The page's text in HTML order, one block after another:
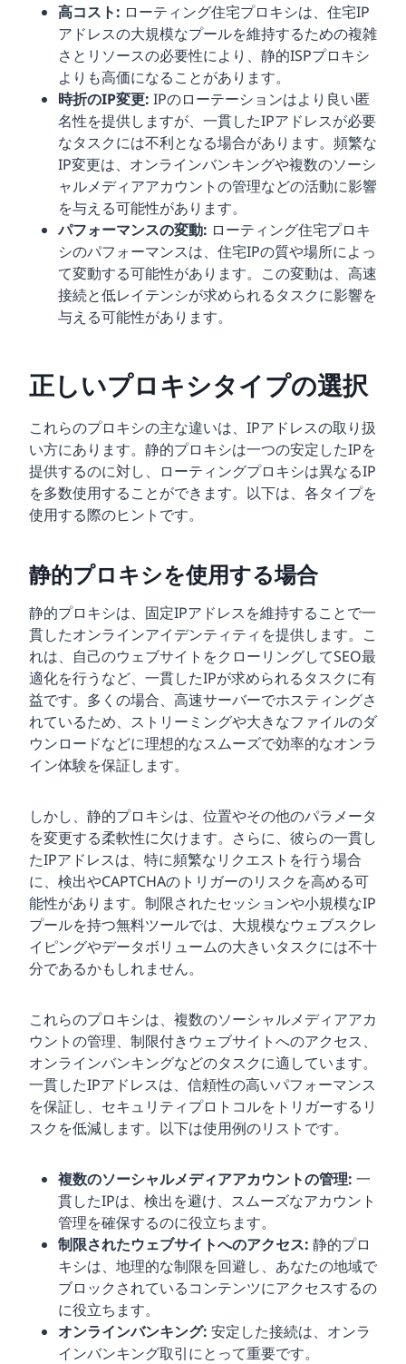
高コスト: ローティング住宅プロキシは、住宅IP
アドレスの大規模なプールを維持するための複雑
さとリソースの必要性により、静的ISPプロキシ
よりも高価になることがあります。
時折のIP変更: IPのローテーションはより良い匿
名性を提供しますが、一貫したIPアドレスが必要
なタスクには不利となる場合があります。頻繁な
IP変更は、オンラインバンキングや複数のソーシ
ャルメディアアカウントの管理などの活動に影響
を与える可能性があります。
パフォーマンスの変動: ローティング住宅プロキ
シのパフォーマンスは、住宅IPの質や場所によっ
て変動する可能性があります。この変動は、高速
接続と低レイテンシが求められるタスクに影響を
与える可能性があります。
正しいプロキシタイプの選択
これらのプロキシの主な違いは、IPアドレスの取り扱
い方にあります。静的プロキシは一つの安定したIPを
提供するのに対し、ローティングプロキシは異なるIP
を多数使用することができます。以下は、各タイプを
使用する際のヒントです。
静的プロキシを使用する場合
静的プロキシは、固定IPアドレスを維持することで一
貫したオンラインアイデンティティを提供します。こ
れは、自己のウェブサイトをクローリングしてSEO最
適化を行うなど、一貫したIPが求められるタスクに有
益です。多くの場合、高速サーバーでホスティングさ
れているため、ストリーミングや大きなファイルのダ
ウンロードなどに理想的なスムーズで効率的なオンラ
イン体験を保証します。
しかし、静的プロキシは、位置やその他のパラメータ
を変更する柔軟性に欠けます。さらに、彼らの一貫し
たIPアドレスは、特に頻繁なリクエストを行う場合
に、検出やCAPTCHAのトリガーのリスクを高める可
能性があります。制限されたセッションや小規模なIP
プールを持つ無料ツールでは、大規模なウェブスクレ
イピングやデータボリュームの大きいタスクには不十
分であるかもしれません。
これらのプロキシは、複数のソーシャルメディアアカ
ウントの管理、制限付きウェブサイトへのアクセス、
オンラインバンキングなどのタスクに適しています。
一貫したIPアドレスは、信頼性の高いパフォーマンス
を保証し、セキュリティプロトコルをトリガーするリ
スクを低減します。以下は使用例のリストです。
複数のソーシャルメディアアカウントの管理: 一
貫したIPは、検出を避け、スムーズなアカウント
管理を確保するのに役立ちます。
制限されたウェブサイトへのアクセス: 静的プロ
キシは、地理的な制限を回避し、あなたの地域で
ブロックされているコンテンツにアクセスするの
に役立ちます。
オンラインバンキング: 安定した接続は、オンラ
インバンキング取引にとって重要です。